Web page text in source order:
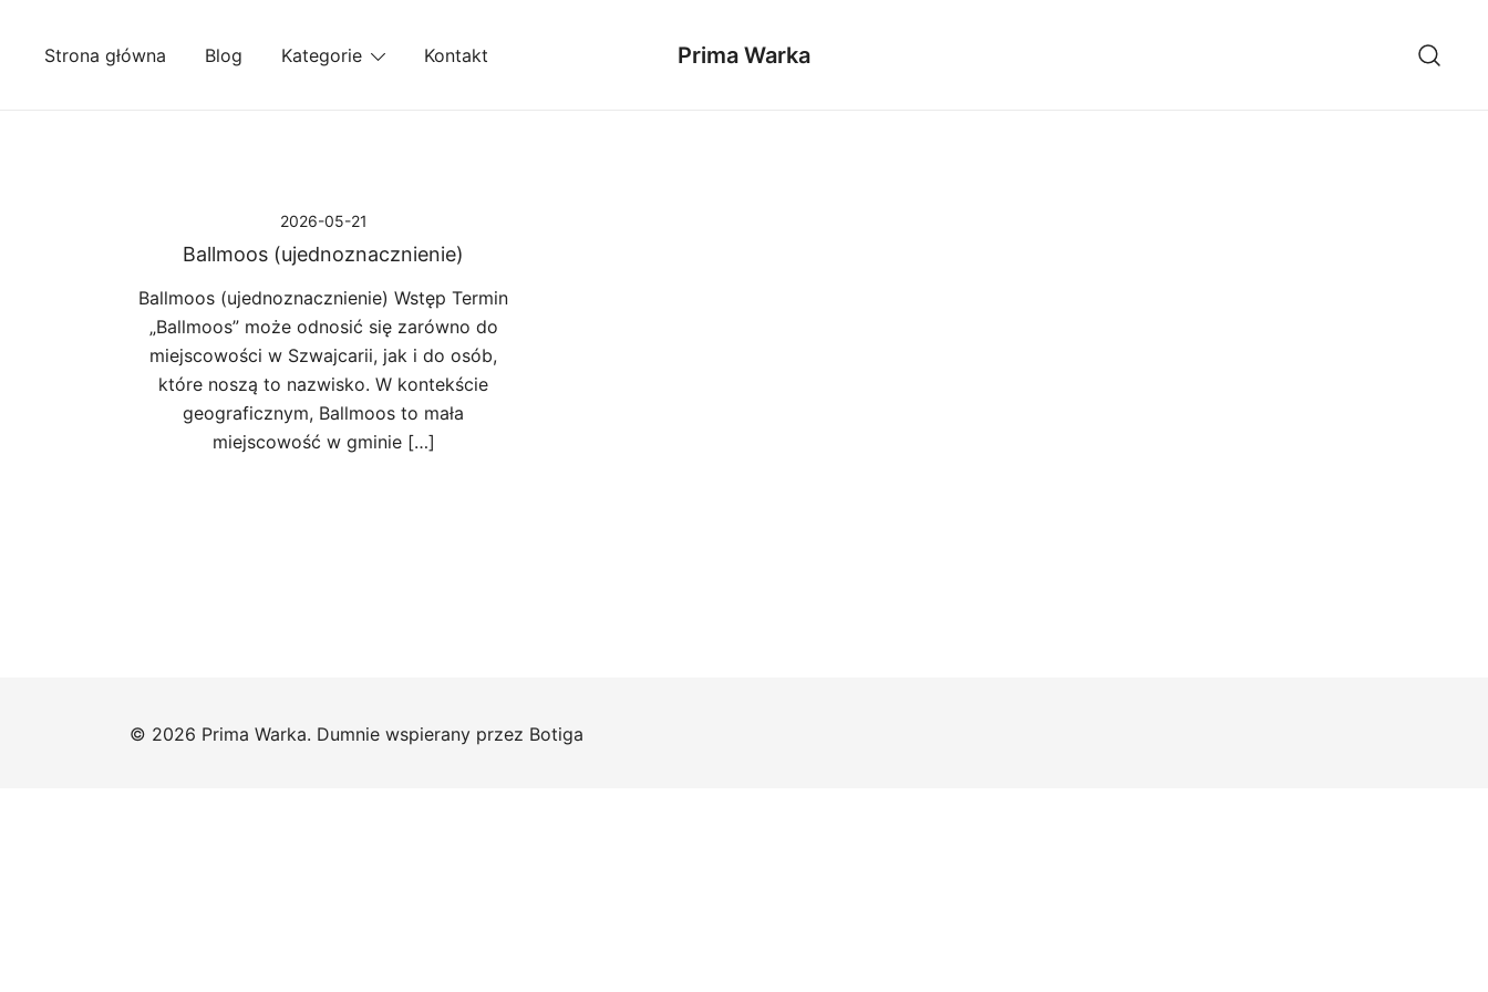
Strona główna Blog Kategorie Kontakt Prima Warka
2026-05-21
Ballmoos (ujednoznacznienie)
Ballmoos (ujednoznacznienie) Wstęp Termin
„Ballmoos” może odnosić się zarówno do
miejscowości w Szwajcarii, jak i do osób,
które noszą to nazwisko. W kontekście
geograficznym, Ballmoos to mała
miejscowość w gminie […]
© 2026 Prima Warka. Dumnie wspierany przez Botiga